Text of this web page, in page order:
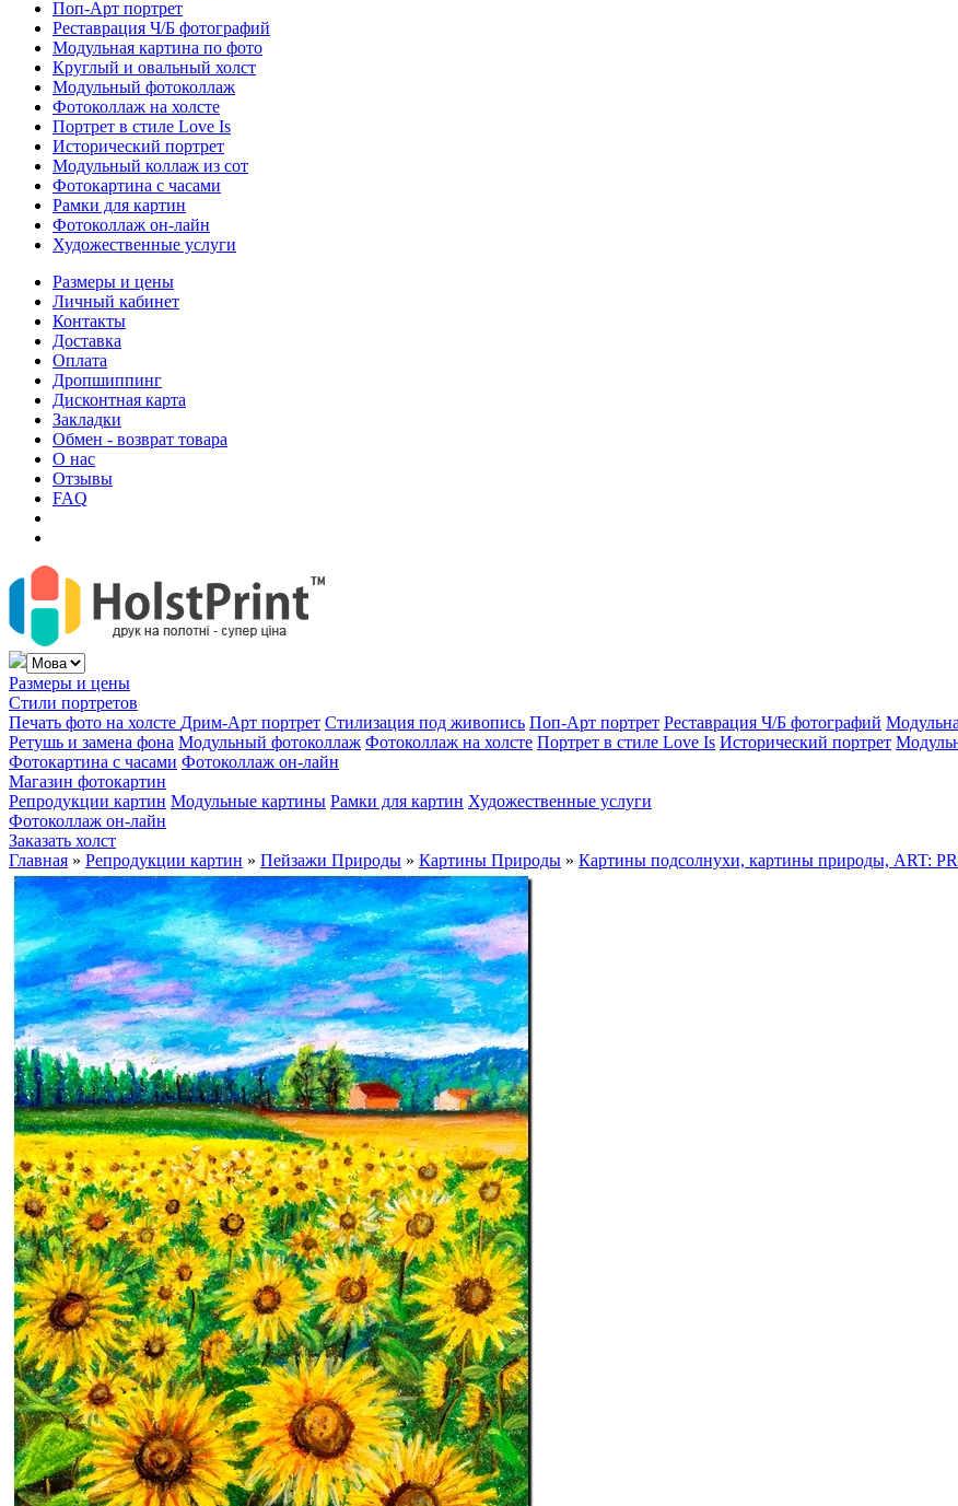
Поп-Арт портрет
Реставрация Ч/Б фотографий
Модульная картина по фото
Круглый и овальный холст
Модульный фотоколлаж
Фотоколлаж на холсте
Портрет в стиле Love Is
Исторический портрет
Модульный коллаж из сот
Фотокартина с часами
Рамки для картин
Фотоколлаж он-лайн
Художественные услуги
Размеры и цены
Личный кабинет
Контакты
Доставка
Оплата
Дропшиппинг
Дисконтная карта
Закладки
Обмен - возврат товара
О нас
Отзывы
FAQ
Размеры и цены
Стили портретов
Печать фото на холсте Дрим-Арт портрет Стилизация под живопись Поп-Арт портрет Реставрация Ч/Б фотографий
Ретушь и замена фона Модульный фотоколлаж Фотоколлаж на холсте Портрет в стиле Love Is Исторический портрет
Фотокартина с часами Фотоколлаж он-лайн
Магазин фотокартин
Репродукции картин Модульные картины Рамки для картин Художественные услуги
Фотоколлаж он-лайн
Заказать холст
Главная » Репродукции картин » Пейзажи Природы » Картины Природы » Картины подсолнухи, картины природы, ART: